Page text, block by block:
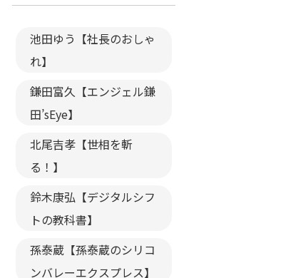
池田ゆう【社長のおしゃ
れ】
鎌田富久【エンジェル鎌
田’sEye】
北尾吉孝【世相を斬
る！】
鈴木康弘【デジタルシフ
トの教科書】
孫泰蔵【孫泰蔵のシリコ
ンバレーエクスプレス】